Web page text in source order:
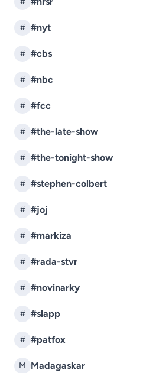
# #nyt
# #cbs
# #nbc
# #fcc
# #the-late-show
# #the-tonight-show
# #stephen-colbert
# #joj
# #markiza
# #rada-stvr
# #novinarky
# #slapp
# #patfox
M Madagaskar